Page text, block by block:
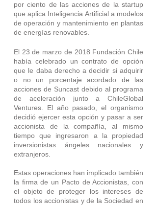
por ciento de las acciones de la startup
que aplica Inteligencia Artificial a modelos
de operación y mantenimiento en plantas
de energías renovables.
El 23 de marzo de 2018 Fundación Chile
había celebrado un contrato de opción
que le daba derecho a decidir si adquirir
o no un porcentaje acordado de las
acciones de Suncast debido al programa
de aceleración junto a ChileGlobal
Ventures. El año pasado, el organismo
decidió ejercer esta opción y pasar a ser
accionista de la compañía, al mismo
tiempo que ingresaron a la propiedad
inversionistas ángeles nacionales y
extranjeros.
Estas operaciones han implicado también
la firma de un Pacto de Accionistas, con
el objeto de proteger los intereses de
todos los accionistas y de la Sociedad en